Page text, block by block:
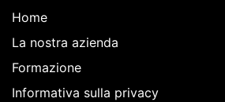
Home
La nostra azienda
Formazione
Informativa sulla privacy